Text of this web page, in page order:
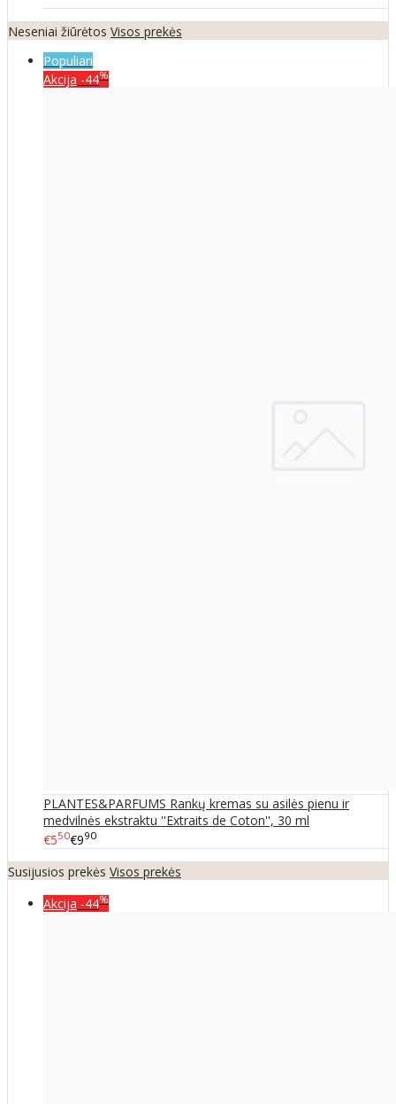
Neseniai žiūrėtos Visos prekės
Populiari
Akcija -44%
PLANTES&PARFUMS Rankų kremas su asilės pienu ir
medvilnės ekstraktu ''Extraits de Coton'', 30 ml
€550€990
Susijusios prekės Visos prekės
Akcija -44%